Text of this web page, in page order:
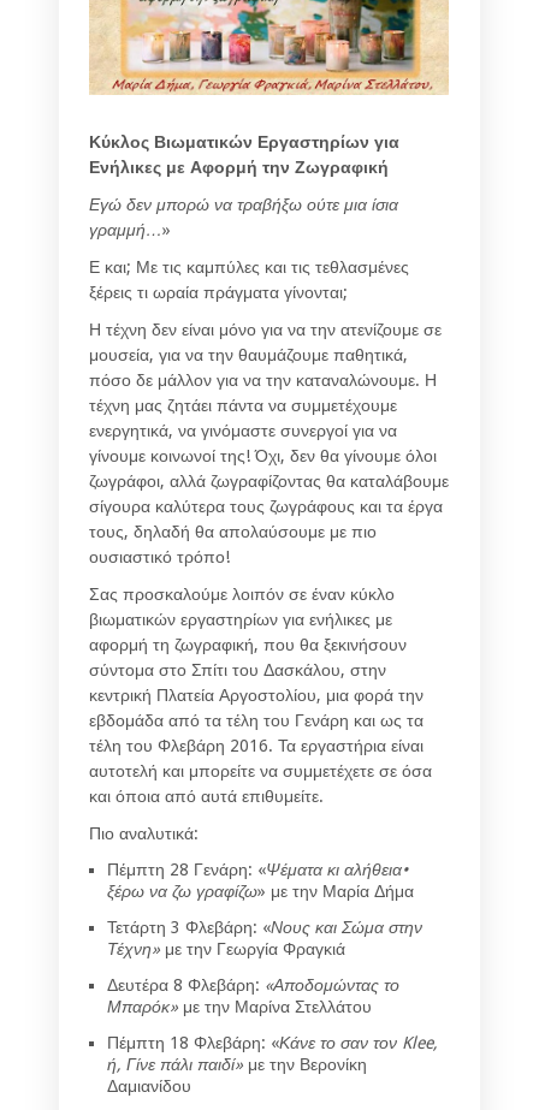
Κύκλος Βιωματικών Εργαστηρίων για
Ενήλικες με Αφορμή την Ζωγραφική
Εγώ δεν μπορώ να τραβήξω ούτε μια ίσια
γραμμή…»
Ε και; Με τις καμπύλες και τις τεθλασμένες
ξέρεις τι ωραία πράγματα γίνονται;
Η τέχνη δεν είναι μόνο για να την ατενίζουμε σε
μουσεία, για να την θαυμάζουμε παθητικά,
πόσο δε μάλλον για να την καταναλώνουμε. Η
τέχνη μας ζητάει πάντα να συμμετέχουμε
ενεργητικά, να γινόμαστε συνεργοί για να
γίνουμε κοινωνοί της! Όχι, δεν θα γίνουμε όλοι
ζωγράφοι, αλλά ζωγραφίζοντας θα καταλάβουμε
σίγουρα καλύτερα τους ζωγράφους και τα έργα
τους, δηλαδή θα απολαύσουμε με πιο
ουσιαστικό τρόπο!
Σας προσκαλούμε λοιπόν σε έναν κύκλο
βιωματικών εργαστηρίων για ενήλικες με
αφορμή τη ζωγραφική, που θα ξεκινήσουν
σύντομα στο Σπίτι του Δασκάλου, στην
κεντρική Πλατεία Αργοστολίου, μια φορά την
εβδομάδα από τα τέλη του Γενάρη και ως τα
τέλη του Φλεβάρη 2016. Τα εργαστήρια είναι
αυτοτελή και μπορείτε να συμμετέχετε σε όσα
και όποια από αυτά επιθυμείτε.
Πιο αναλυτικά:
Πέμπτη 28 Γενάρη: «Ψέματα κι αλήθεια•
ξέρω να ζω γραφίζω» με την Μαρία Δήμα
Τετάρτη 3 Φλεβάρη: «Νους και Σώμα στην
Τέχνη» με την Γεωργία Φραγκιά
Δευτέρα 8 Φλεβάρη: «Αποδομώντας το
Μπαρόκ» με την Μαρίνα Στελλάτου
Πέμπτη 18 Φλεβάρη: «Κάνε το σαν τον Klee,
ή, Γίνε πάλι παιδί» με την Βερονίκη
Δαμιανίδου